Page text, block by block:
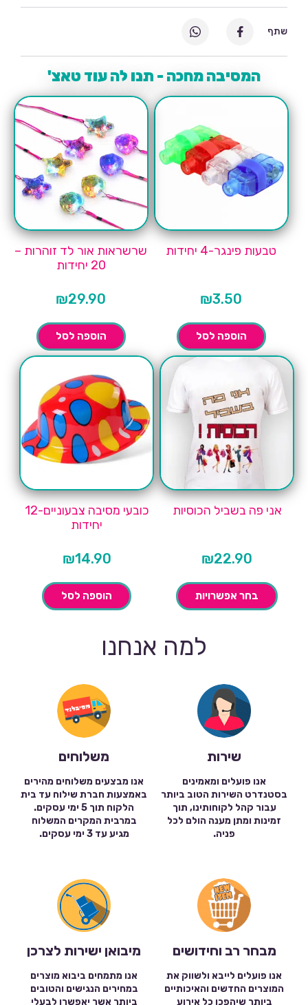
המסיבה מחכה - תנו לה עוד טאצ'
טבעות פינגר-4 יחידות
₪3.50
הוספה לסל
שרשראות אור לד זוהרות –
20 יחידות
₪29.90
הוספה לסל
אני פה בשביל הכוסיות
₪22.90
בחר אפשרויות
כובעי מסיבה צבעוניים-12
יחידות
₪14.90
הוספה לסל
שתף
למה אנחנו
שירות
אנו פועלים ומאמינים
בסטנדרט השירות הטוב ביותר
עבור קהל לקוחותינו, תוך
זמינות ומתן מענה הולם לכל
פניה.
משלוחים
אנו מבצעים משלוחים מהירים
באמצעות חברת שילוח עד בית
הלקוח תוך 5 ימי עסקים.
במרבית המקרים המשלוח
מגיע עד 3 ימי עסקים.
מבחר רב וחידושים
אנו פועלים לייבא ולשווק את
המוצרים החדשים והאיכותיים
ביותר שיהפכו כל אירוע
מיבואן ישירות לצרכן
אנו מתמחים ביבוא מוצרים
במחירים הנגישים והטובים
ביותר אשר יאפשרו לבעלי